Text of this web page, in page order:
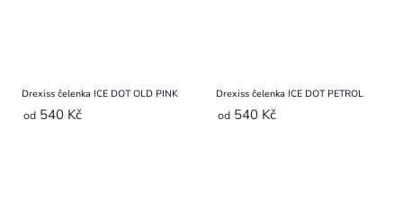
Drexiss čelenka ICE DOT OLD PINK
od 540 Kč
Drexiss čelenka ICE DOT PETROL
od 540 Kč